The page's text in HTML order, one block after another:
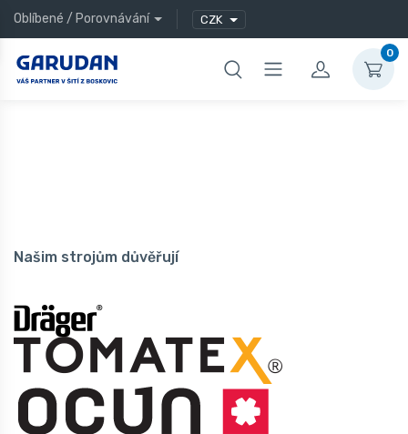
Oblíbené / Porovnávání CZK
0
Našim strojům důvěřují